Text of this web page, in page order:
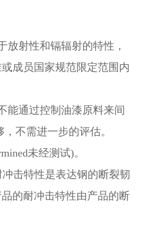
放射性和镉辐射的特性，
成员国家规范限定范围内
能通过控制油漆原料来间
不需进一步的评估。
未经测试)。
冲击特性是表达钢的断裂韧
的耐冲击特性由产品的断